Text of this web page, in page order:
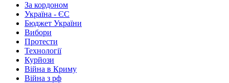
За кордоном
Україна - ЄС
Бюджет України
Вибори
Протести
Технології
Курйози
Війна в Криму
Війна з рф